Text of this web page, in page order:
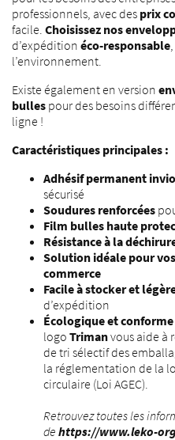
professionnels, avec des prix
facile. Choisissez nos
d’expédition éco-responsable
l’environnement.
Existe également en version
bulles pour des besoins
ligne !
Caractéristiques principales :
Adhésif permanent
sécurisé
Soudures renforcées
Film bulles haute
Résistance à la
Solution idéale pour
commerce
Facile à stocker et
d’expédition
Écologique et conforme
logo Trimanvous aide à
de tri sélectif des
la réglementation de la
circulaire (Loi AGEC).
Retrouvez toutes les
de https://www.leko-